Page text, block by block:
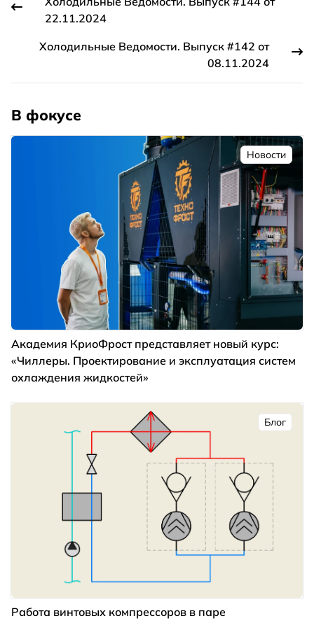
22.11.2024
Холодильные Ведомости. Выпуск #142 от
08.11.2024
В фокусе
Новости
Академия КриоФрост представляет новый курс:
«Чиллеры. Проектирование и эксплуатация систем
охлаждения жидкостей»
Блог
Работа винтовых компрессоров в паре